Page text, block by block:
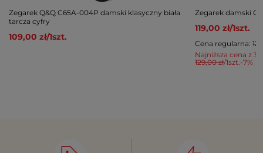
Zegarek Q&Q C65A-004P damski klasyczny biała
tarcza cyfry
109,00 zł/1szt.
Zegarek damski
119,00 zł/1szt.
Najniższa cena z
129,00 zł/1szt.-7%
Cena regularna: